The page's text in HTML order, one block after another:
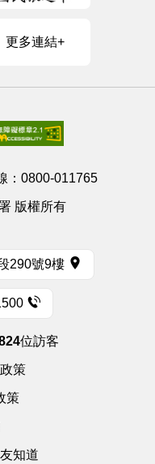
更多連結+
： 0800-011765
版權所有
290號9樓
位訪客
策
策
知道